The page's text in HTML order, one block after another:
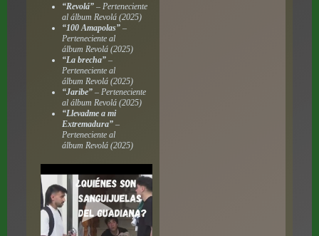
“Revolá”– Perteneciente
al álbum Revolá(2025)
“100 Amapolas”–
Perteneciente al
álbum Revolá(2025)
“La brecha”–
Perteneciente al
álbum Revolá(2025)
“Jaribe”– Perteneciente
al álbum Revolá(2025)
“Llevadme a mi
Extremadura”–
Perteneciente al
álbum Revolá(2025)